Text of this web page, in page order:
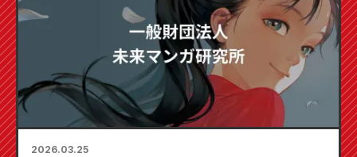
2026.03.25